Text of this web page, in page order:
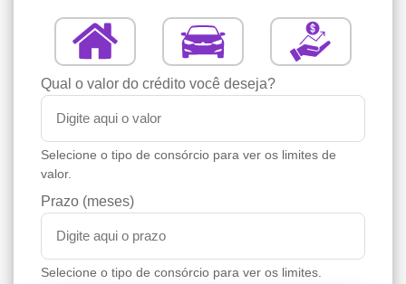
Qual o valor do crédito você deseja?
Selecione o tipo de consórcio para ver os limites de
valor.
Prazo (meses)
Selecione o tipo de consórcio para ver os limites.